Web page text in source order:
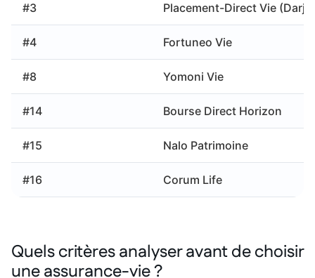
#3 Placement-Direct Vie
#4 Fortuneo Vie
#8 Yomoni Vie
#14 Bourse Direct Horizon
#15 Nalo Patrimoine
#16 Corum Life
Quels critères analyser avant de choisir
une assurance-vie ?